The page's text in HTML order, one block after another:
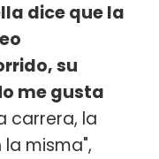
dice que la
su
me gusta
carrera, la
misma",